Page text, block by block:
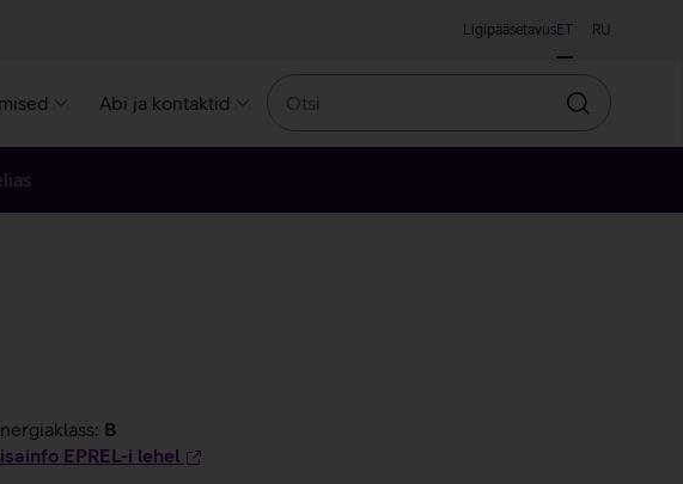
LigipääsetavusET RU
Abi ja kontaktid
Otsin
B
EPREL-i lehel